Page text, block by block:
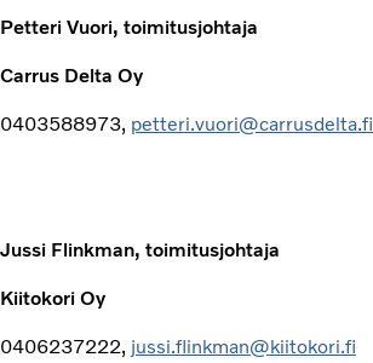
Petteri Vuori, toimitusjohtaja
Carrus Delta Oy
0403588973, petteri.vuori@carrusdelta.fi
Jussi Flinkman, toimitusjohtaja
Kiitokori Oy
0406237222, jussi.flinkman@kiitokori.fi